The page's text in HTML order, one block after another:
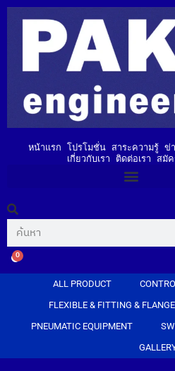
หน้าแรก โปรโมชั่น สาระความรู้ ข่
เกี่ยวกับเรา
ติดต่อเรา สมัค
0
ALL PRODUCT
FLEXIBLE & FITTING & FLANGE
PNEUMATIC EQUIPMENT